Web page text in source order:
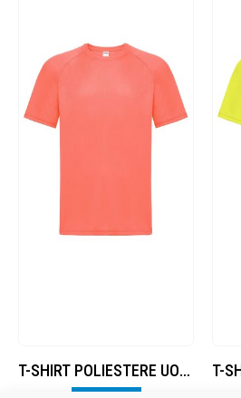
T-SHIRT POLIESTERE UOMO – ROSA CORALLO FLUO